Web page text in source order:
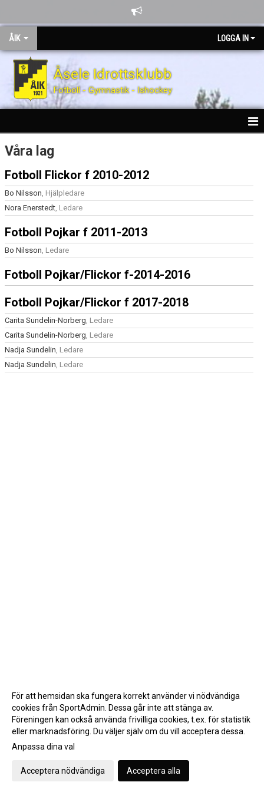
ÅIK LOGGA IN
Åsele Idrottsklubb
Fotboll - Gymnastik - Ishockey
HEM
NYHETER
OM ÅSELE IK
KALENDER
MATCHER
GÄSTBOK
BILDGALLERI
DOKUMENT
VÅRA LAG
Våra lag
Fotboll Flickor f 2010-2012
Bo Nilsson, Hjälpledare
Nora Enerstedt, Ledare
Fotboll Pojkar f 2011-2013
Bo Nilsson, Ledare
Fotboll Pojkar/Flickor f-2014-2016
Fotboll Pojkar/Flickor f 2017-2018
Carita Sundelin-Norberg, Ledare
Carita Sundelin-Norberg, Ledare
Nadja Sundelin, Ledare
Nadja Sundelin, Ledare
Gå till Webbversion
För att hemsidan ska fungera korrekt använder vi nödvändiga
cookies från SportAdmin. Dessa går inte att stänga av.
Föreningen kan också använda frivilliga cookies, t.ex. för statistik
eller marknadsföring. Du väljer själv om du vill acceptera dessa.
Anpassa dina val
Acceptera nödvändiga Acceptera alla